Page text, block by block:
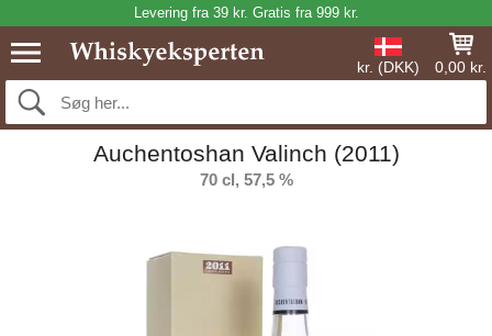
Levering fra 39 kr. Gratis fra 999 kr.
kr. (DKK) 0,00 kr.
Auchentoshan Valinch (2011)
70 cl, 57,5 %